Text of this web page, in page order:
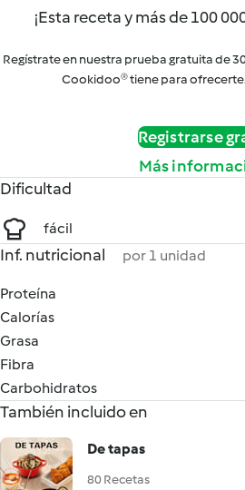
¡Esta receta y más de 100
Regístrate en nuestra prueba gratuita de
Cookidoo® tiene para
Registrarse
Más
Dificultad
fácil
Inf. nutricional por 1 unidad
Proteína
Calorías
Grasa
Fibra
Carbohidratos
También incluido en
De tapas
80 Recetas